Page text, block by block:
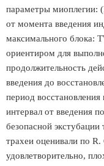
параметры миоплегии:
от момента введения
максимального блока:
ориентиром для
продолжительность
введения до
период
интервал от введения
безопасной
трахеи оценивали по
удовлетворительно,